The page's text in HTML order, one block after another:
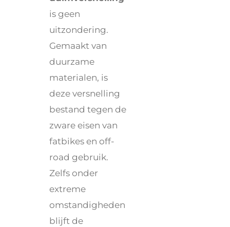
is geen
uitzondering.
Gemaakt van
duurzame
materialen, is
deze versnelling
bestand tegen de
zware eisen van
fatbikes en off-
road gebruik.
Zelfs onder
extreme
omstandigheden
blijft de